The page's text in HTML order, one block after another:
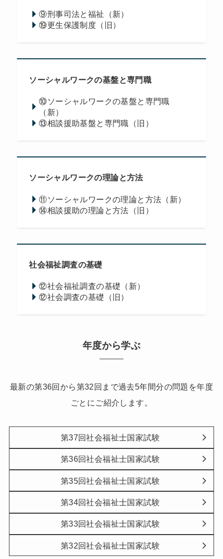
⑨刑事司法と福祉（新）
⑲更生保護制度（旧）
ソーシャルワークの基盤と専門職
⑩ソーシャルワークの基盤と専門職
（新）
⑬相談援助基盤と専門職（旧）
ソーシャルワークの理論と方法
⑪ソーシャルワークの理論と方法（新）
⑭相談援助の理論と方法（旧）
社会福祉調査の基礎
⑫社会福祉調査の基礎（新）
⑫社会調査の基礎（旧）
年度から学ぶ
最新の第36回から第32回まで過去5年間分の問題を年度
ごとにご紹介します。
第37回社会福祉士国家試験
第36回社会福祉士国家試験
第35回社会福祉士国家試験
第34回社会福祉士国家試験
第33回社会福祉士国家試験
第32回社会福祉士国家試験